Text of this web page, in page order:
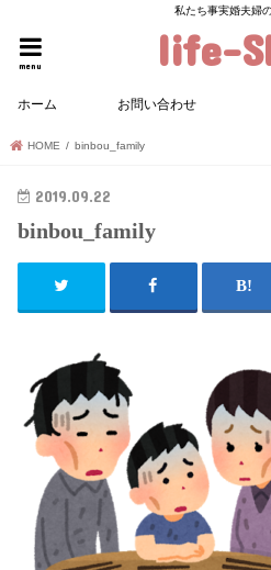
私たち事実婚夫婦
life-
menu
ホーム お問い合わせ
HOME binbou_family
2019.09.22
binbou_family